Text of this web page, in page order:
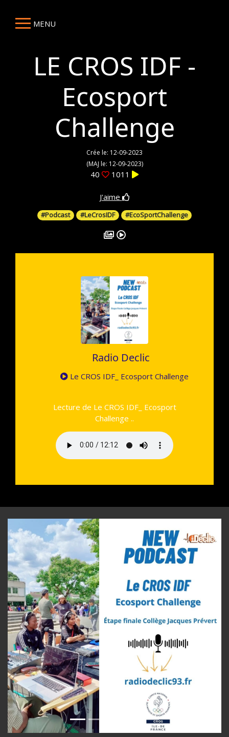
MENU
LE CROS IDF -
Ecosport
Challenge
Crée le: 12-09-2023
(MAJ le: 12-09-2023)
40 1011
J'aime
#Podcast #LeCrosIDF #EcoSportChallenge
Radio Declic
Le CROS IDF_ Ecosport Challenge
Lecture de Le CROS IDF_ Ecosport
Challenge ..
Previous